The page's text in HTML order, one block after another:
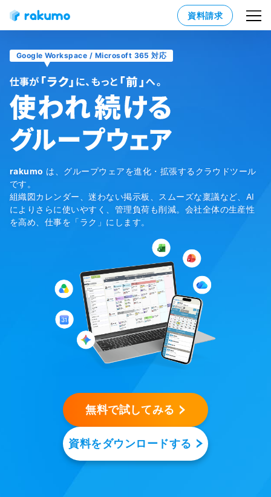
資料請求
Google Workspace / Microsoft 365 対応
rakumo は、グループウェアを進化・拡張するクラウドツール
です。
組織図カレンダー、迷わない掲示板、スムーズな稟議など、AI
によりさらに使いやすく、管理負荷も削減。会社全体の生産性
を高め、仕事を「ラク」にします。
無料で試してみる
資料をダウンロードする